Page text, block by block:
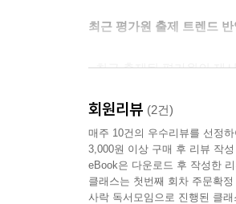
최근 평가원 출제 트렌드 반
- 최근 출제된 평가원의 제
필수 제시문과 다지선다
- 평가원 중요 기출 선지 및
- 사상가별 기본 개념-심화
회원리뷰 (2건)
매주 10건의 우수리뷰를 선정
3,000원 이상 구매 후 리뷰 작성
eBook은 다운로드 후 작성한
클래스는 첫번째 회차 주문확
사락 독서모임으로 진행된 클